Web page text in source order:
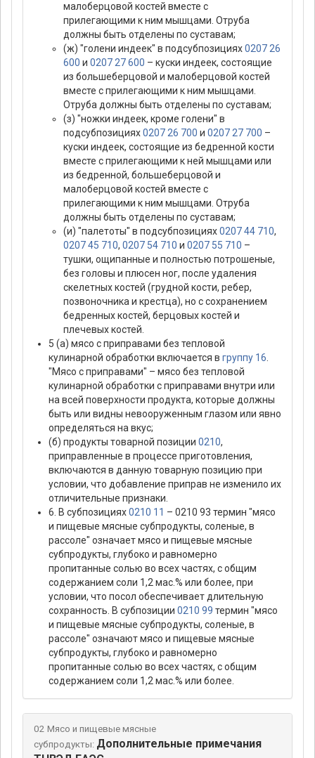
малоберцовой костей вместе с
прилегающими к ним мышцами. Отруба
должны быть отделены по суставам;
(ж) "голени индеек" в подсубпозициях0207 26
600 и 0207 27 600 – куски индеек, состоящие
из большеберцовой и малоберцовой костей
вместе с прилегающими к ним мышцами.
Отруба должны быть отделены по суставам;
(з) "ножки индеек, кроме голени" в
подсубпозициях0207 26 700 и 0207 27 700 –
куски индеек, состоящие из бедренной кости
вместе с прилегающими к ней мышцами или
из бедренной, большеберцовой и
малоберцовой костей вместе с
прилегающими к ним мышцами. Отруба
должны быть отделены по суставам;
(и) "палетоты" в подсубпозициях0207 44 710,
0207 45 710, 0207 54 710 и 0207 55 710 –
тушки, ощипанные и полностью потрошеные,
без головы и плюсен ног, после удаления
скелетных костей (грудной кости, ребер,
позвоночника и крестца), но с сохранением
бедренных костей, берцовых костей и
плечевых костей.
5 (а) мясо с приправами без тепловой
кулинарной обработки включается в группу 16
"Мясо с приправами" – мясо без тепловой
кулинарной обработки с приправами внутри или
на всей поверхности продукта, которые должны
быть или видны невооруженным глазом или явно
определяться на вкус;
(б) продукты товарной позиции 0210,
приправленные в процессе приготовления,
включаются в данную товарную позицию при
условии, что добавление приправ не изменило их
отличительные признаки.
6. В субпозициях0210 11 – 0210 93 термин "мясо
и пищевые мясные субпродукты, соленые, в
рассоле" означает мясо и пищевые мясные
субпродукты, глубоко и равномерно
пропитанные солью во всех частях, с общим
содержанием соли 1,2 мас.% или более, при
условии, что посол обеспечивает длительную
сохранность. В субпозиции 0210 99 термин "мясо
и пищевые мясные субпродукты, соленые, в
рассоле" означают мясо и пищевые мясные
субпродукты, глубоко и равномерно
пропитанные солью во всех частях, с общим
содержанием соли 1,2 мас.% или более.
02 Мясо и пищевые мясные
субпродукты: Дополнительные примечания